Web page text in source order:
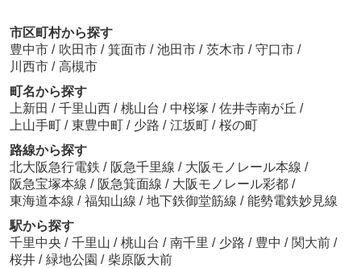
市区町村から探す
豊中市 / 吹田市 / 箕面市 / 池田市 / 茨木市 / 守口市 /
川西市 / 高槻市
町名から探す
上新田 / 千里山西 / 桃山台 / 中桜塚 / 佐井寺南が丘 /
上山手町 / 東豊中町 / 少路 / 江坂町 / 桜の町
路線から探す
北大阪急行電鉄 / 阪急千里線 / 大阪モノレール本線 /
阪急宝塚本線 / 阪急箕面線 / 大阪モノレール彩都 /
東海道本線 / 福知山線 / 地下鉄御堂筋線 / 能勢電鉄妙見線
駅から探す
千里中央 / 千里山 / 桃山台 / 南千里 / 少路 / 豊中 / 関大前 /
桜井 / 緑地公園 / 柴原阪大前